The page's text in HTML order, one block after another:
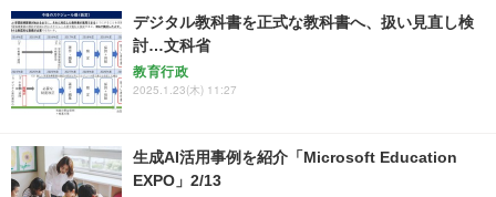
デジタル教科書を正式な教科書へ、扱い見直し検
討…文科省
教育行政
2025.1.23(木) 11:27
生成AI活用事例を紹介「Microsoft Education
EXPO」2/13